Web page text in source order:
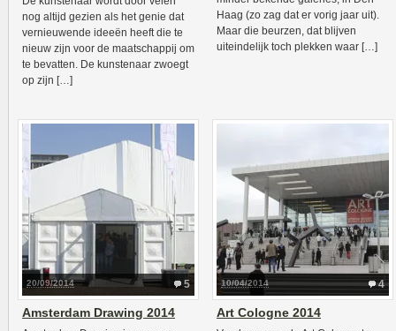
nog altijd gezien als het genie dat
vernieuwende ideeën heeft die te
nieuw zijn voor de maatschappij om
te bevatten. De kunstenaar zwoegt
op zijn […]
Haag (zo zag dat er vorig jaar uit).
Maar die beurzen, dat blijven
uiteindelijk toch plekken waar […]
5
20/09/2014
Amsterdam Drawing 2014
4
10/04/2014
Art Cologne 2014